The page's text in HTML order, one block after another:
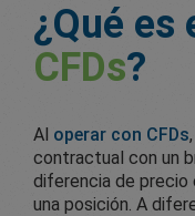
¿Qué es
CFDs?
Al operar con CFDs
contractual con un
diferencia de precio
una posición. A